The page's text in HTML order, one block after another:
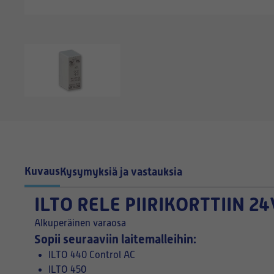
KuvausKysymyksiä ja vastauksia
ILTO RELE PIIRIKORTTIIN
Alkuperäinen varaosa
Sopii seuraaviin laitemalleihin:
ILTO 440 Control AC
ILTO 450